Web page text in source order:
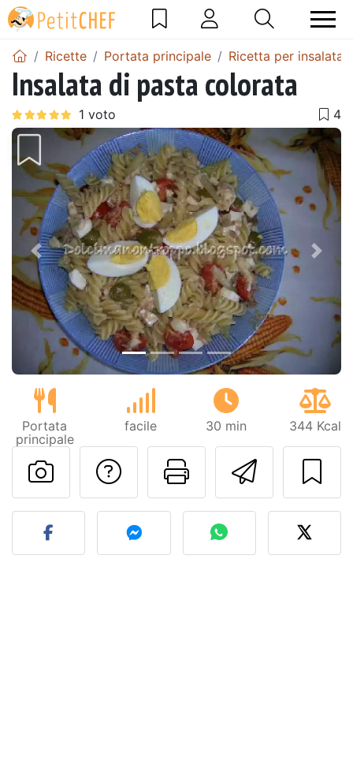
Ricette Portata principale Ricetta per insalata
Insalata di pasta colorata
Precedente
Portata
principale
facile 30 min 344 Kcal
Invia
Stampa la
Contatta l'autore
Pubblica la foto di